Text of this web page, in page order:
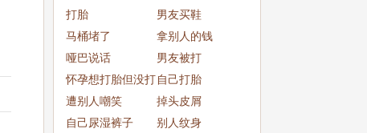
打胎
男友买鞋
马桶堵了
拿别人的钱
哑巴说话
男友被打
怀孕想打胎但没打
成
自己打胎
遭别人嘲笑
掉头皮屑
自己尿湿裤子
别人纹身